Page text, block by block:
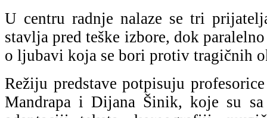
U centru radnje nalaze se tri
stavlja pred teške izbore, dok
o ljubavi koja se bori protiv tragičnih
Režiju predstave potpisuju
Mandrapa i Dijana Šinik, koje su